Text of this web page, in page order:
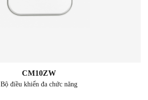
CM10ZW
Bộ điều khiển đa chức năng